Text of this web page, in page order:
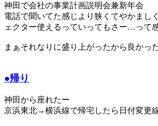
神田で会社の事業計画説明会兼新年会
電話で聞いてた感じより狭くてやかまし
ェクター使えるっていってもさー…って
まぁそれなりに盛り上がったから良かっ
●帰り
神田から座れたー
京浜東北→横浜線で帰宅したら日付変更